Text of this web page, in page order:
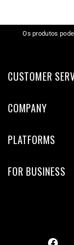
Os produtos
CUSTOMER
COMPANY
PLATFORMS
FOR BUSINESS